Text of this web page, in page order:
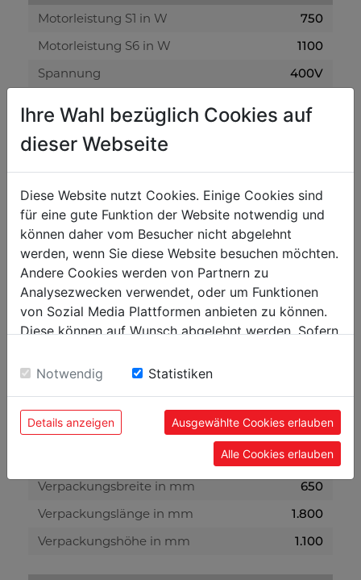
Motorleistung S1 in W
750
Motorleistung S6 in W
1100
Spannung
400V
Allgemeine Abmessungen
Rollendurchmesser in mm
75
Arbeitsbreite in mm
1300
Blechbearbeitung
max. Blechstärke in mm
Biegegeschwindigkeit in cm/sec
8.6
Bruttogewicht in kg
Nettogewicht in kg
280
Verpackungsbreite in mm
650
Verpackungslänge in mm
1.800
Verpackungshöhe in mm
1.100
Ihre Wahl bezüglich Cookies auf
dieser Webseite
Diese Website nutzt Cookies. Einige Cookies sind
für eine gute Funktion der Website notwendig und
können daher vom Besucher nicht abgelehnt
werden, wenn Sie diese Website besuchen möchten.
Andere Cookies werden von Partnern zu
Analysezwecken verwendet, oder um Funktionen
von Sozial Media Plattformen anbieten zu können.
Diese können auf Wunsch abgelehnt werden. Sofern
Einwilligung zu unseren Cookies.
Notwendig Statistiken
Details anzeigen Ausgewählte Cookies erlauben
Alle Cookies erlauben